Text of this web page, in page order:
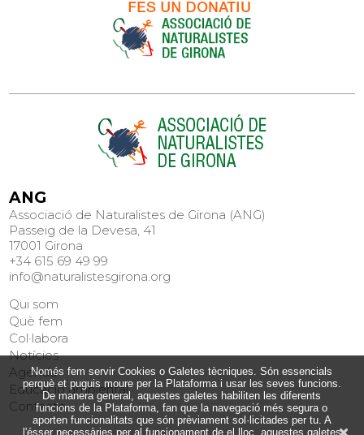
ANG
Associació de Naturalistes de Girona (ANG)
Passeig de la Devesa, 41
17001 Girona
+34 615 69 49 99
info@naturalistesgirona.org
Qui som
Què fem
Col·labora
Notícies
Agenda
Educació ambiental
Contacte
Només fem servir Cookies o Galetes tècniques. Són essencials
perquè et puguis moure per la Plataforma i usar les seves funcions.
De manera general, aquestes galetes habiliten les diferents
funcions de la Plataforma, fan que la navegació més segura o
aporten funcionalitats que són prèviament sol·licitades per tu. A
l'ésser necessàries per al funcionament de el lloc, aquestes galetes